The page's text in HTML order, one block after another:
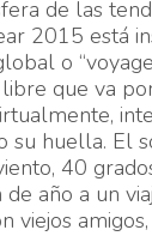
de las
2015 está
o
que va
su huella. El
40
año a un
viejos amigos,